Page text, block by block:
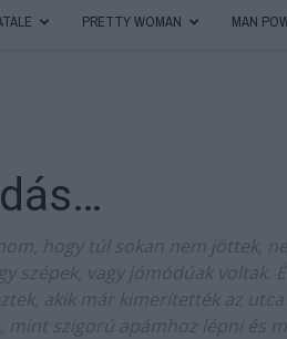
PRETTY WOMAN MAN
hogy túl sokan nem jöttek,
szépek, vagy jómódúak voltak.
akik már kimerítették az
szigorú apámhoz lépni és